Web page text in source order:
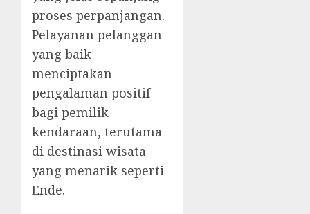
proses perpanjangan.
Pelayanan pelanggan
yang baik
menciptakan
pengalaman positif
bagi pemilik
kendaraan, terutama
di destinasi wisata
yang menarik seperti
Ende.